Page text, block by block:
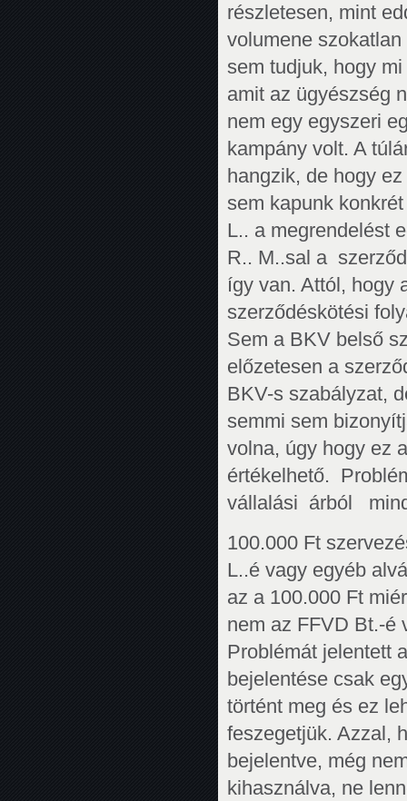
részletesen, mint
volumene
sem tudjuk, hogy
amit az ügyészség
nem egy egyszeri
kampány volt. A
hangzik, de hogy
sem kapunk
L.. a megrendelést
R.. M..sal a
így van. Attól, hogy
szerződéskötési
Sem a BKV belső
előzetesen a
BKV-s szabályzat,
semmi sem
volna, úgy hogy ez
értékelhető.
vállalási árból
100.000 Ft
L..é vagy egyéb
az a 100.000 Ft
nem az FFVD Bt.-é
Problémát jelentett
bejelentése csak
történt meg és ez
feszegetjük. Azzal,
bejelentve, még
kihasználva, ne